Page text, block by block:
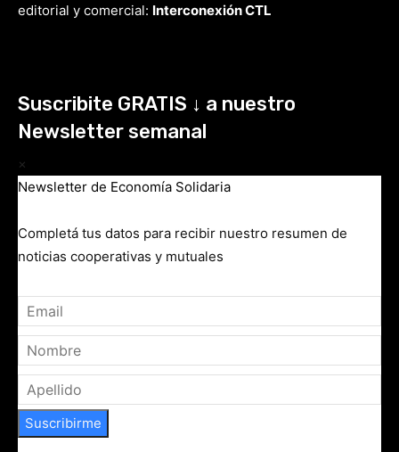
editorial y comercial: Interconexión CTL
Suscribite GRATIS ↓ a nuestro
Newsletter semanal
×
Newsletter de Economía Solidaria
Completá tus datos para recibir nuestro resumen de
noticias cooperativas y mutuales
Suscribirme